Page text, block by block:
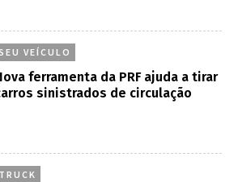
VEÍCULO
ferramenta da PRF ajuda a tirar
sinistrados de circulação
TRUCK